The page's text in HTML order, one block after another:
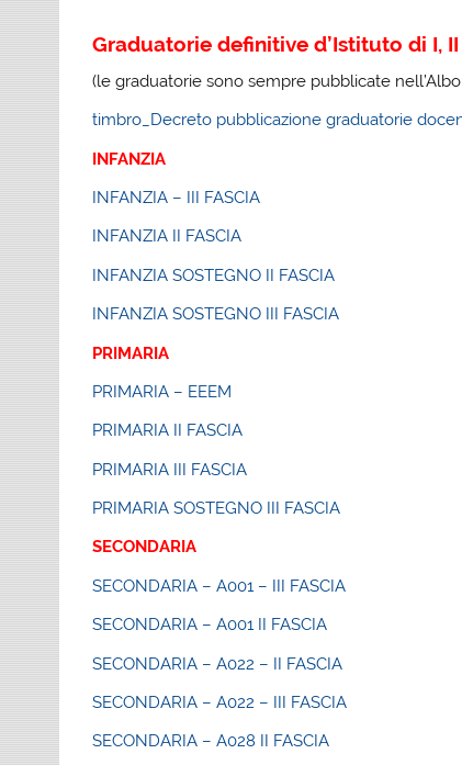
Graduatorie definitive d’Istituto di I,
(le graduatorie sono sempre pubblicate
timbro_Decreto pubblicazione graduatorie
INFANZIA
INFANZIA – III FASCIA
INFANZIA II FASCIA
INFANZIA SOSTEGNO II FASCIA
INFANZIA SOSTEGNO III FASCIA
PRIMARIA
PRIMARIA – EEEM
PRIMARIA II FASCIA
PRIMARIA III FASCIA
PRIMARIA SOSTEGNO III FASCIA
SECONDARIA
SECONDARIA – A001 – III FASCIA
SECONDARIA – A001 II FASCIA
SECONDARIA – A022 – II FASCIA
SECONDARIA – A022 – III FASCIA
SECONDARIA – A028 II FASCIA